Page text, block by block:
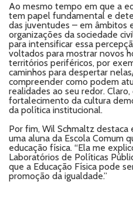
Ao mesmo tempo em que a
tem papel fundamental e
das juventudes – em âmbitos
organizações da sociedade
para intensificar essa
voltados para mostrar novos
territórios periféricos, por
caminhos para despertar
compreender como podem
realidades ao seu redor.
fortalecimento da cultura
da política institucional.
Por fim, Wil Schmaltz destaca
uma aluna da Escola Comum
educação física. “Ela me
Laboratórios de Políticas
que a Educação Física pode
promoção da igualdade.”